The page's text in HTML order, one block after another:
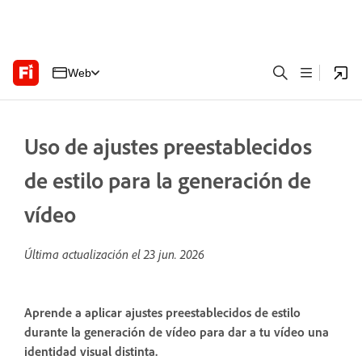
Web
Uso de ajustes preestablecidos
de estilo para la generación de
vídeo
Última actualización el23 jun. 2026
Aprende a aplicar ajustes preestablecidos de estilo
durante la generación de vídeo para dar a tu vídeo una
identidad visual distinta.